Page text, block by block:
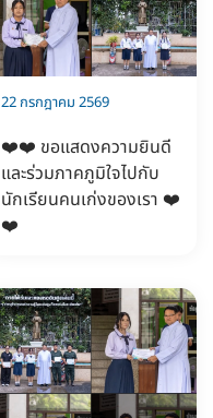
22 กรกฎาคม 2569
❤️❤️ ขอแสดงความยินดี
และร่วมภาคภูมิใจไปกับ
นักเรียนคนเก่งของเรา ❤️
❤️